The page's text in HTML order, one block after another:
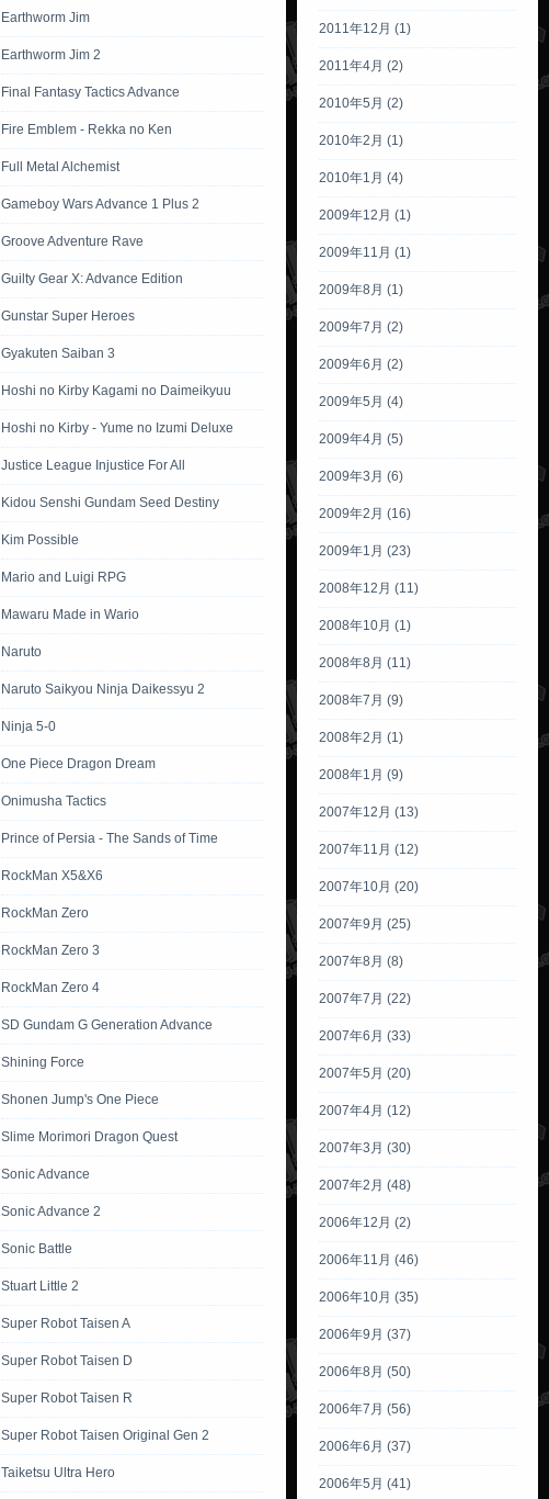
Earthworm Jim
Earthworm Jim 2
Final Fantasy Tactics Advance
Fire Emblem - Rekka no Ken
Full Metal Alchemist
Gameboy Wars Advance 1 Plus 2
Groove Adventure Rave
Guilty Gear X: Advance Edition
Gunstar Super Heroes
Gyakuten Saiban 3
Hoshi no Kirby Kagami no Daimeikyuu
Hoshi no Kirby - Yume no Izumi Deluxe
Justice League Injustice For All
Kidou Senshi Gundam Seed Destiny
Kim Possible
Mario and Luigi RPG
Mawaru Made in Wario
Naruto
Naruto Saikyou Ninja Daikessyu 2
Ninja 5-0
One Piece Dragon Dream
Onimusha Tactics
Prince of Persia - The Sands of Time
RockMan X5&X6
RockMan Zero
RockMan Zero 3
RockMan Zero 4
SD Gundam G Generation Advance
Shining Force
Shonen Jump's One Piece
Slime Morimori Dragon Quest
Sonic Advance
Sonic Advance 2
Sonic Battle
Stuart Little 2
Super Robot Taisen A
Super Robot Taisen D
Super Robot Taisen R
Super Robot Taisen Original Gen 2
Taiketsu Ultra Hero
2011年12月 (1)
2011年4月 (2)
2010年5月 (2)
2010年2月 (1)
2010年1月 (4)
2009年12月 (1)
2009年11月 (1)
2009年8月 (1)
2009年7月 (2)
2009年6月 (2)
2009年5月 (4)
2009年4月 (5)
2009年3月 (6)
2009年2月 (16)
2009年1月 (23)
2008年12月 (11)
2008年10月 (1)
2008年8月 (11)
2008年7月 (9)
2008年2月 (1)
2008年1月 (9)
2007年12月 (13)
2007年11月 (12)
2007年10月 (20)
2007年9月 (25)
2007年8月 (8)
2007年7月 (22)
2007年6月 (33)
2007年5月 (20)
2007年4月 (12)
2007年3月 (30)
2007年2月 (48)
2006年12月 (2)
2006年11月 (46)
2006年10月 (35)
2006年9月 (37)
2006年8月 (50)
2006年7月 (56)
2006年6月 (37)
2006年5月 (41)